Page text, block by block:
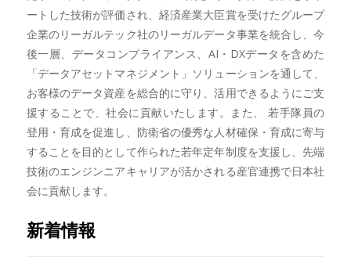
ートした技術が評価され、経済産業大臣賞を受けたグループ
企業のリーガルテック社のリーガルデータ事業を統合し、今
後一層、データコンプライアンス、AI・DXデータを含めた
「データアセットマネジメント」ソリューションを通して、
お客様のデータ資産を総合的に守り、活用できるようにご支
援することで、社会に貢献いたします。また、 若手隊員の
登用・育成を促進し、防衛省の優秀な人材確保・育成に寄与
することを目的として作られた若年定年制度を支援し、先端
技術のエンジンニアキャリアが活かされる産官連携で日本社
会に貢献します。
新着情報